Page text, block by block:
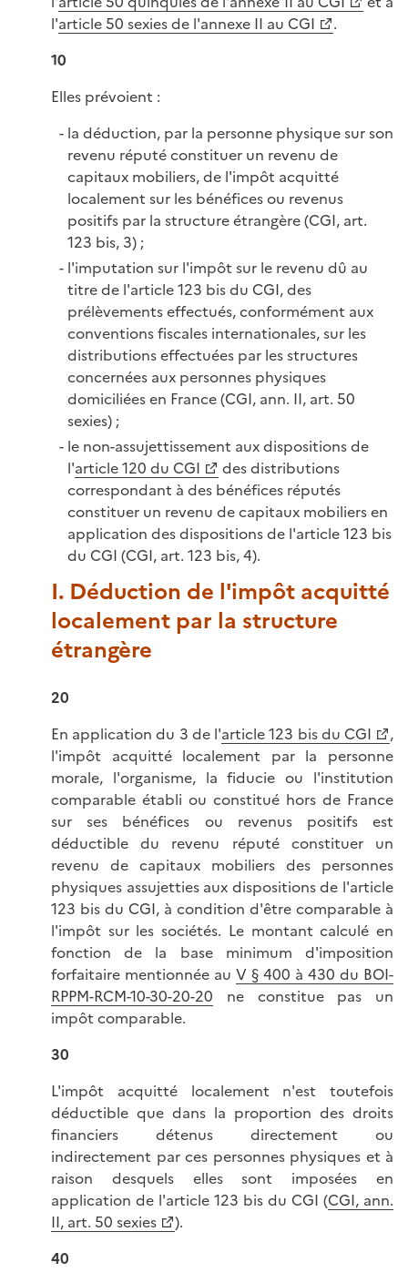
l'article 50 sexies de l'annexe II au CGI
.
10
Elles prévoient :
la déduction, par la personne physique sur son
revenu réputé constituer un revenu de
capitaux mobiliers, de l'impôt acquitté
localement sur les bénéfices ou revenus
positifs par la structure étrangère (CGI, art.
123 bis, 3) ;
l'imputation sur l'impôt sur le revenu dû au
titre de l'article 123 bis du CGI, des
prélèvements effectués, conformément aux
conventions fiscales internationales, sur les
distributions effectuées par les structures
concernées aux personnes physiques
domiciliées en France (CGI, ann. II, art. 50
sexies) ;
le non-assujettissement aux dispositions de
l'article 120 du CGI
des distributions
correspondant à des bénéfices réputés
constituer un revenu de capitaux mobiliers en
application des dispositions de l'article 123 bis
du CGI (CGI, art. 123 bis, 4).
I. Déduction de l'impôt acquitté
localement par la structure
étrangère
20
En application du 3 de l'article 123 bis du CGI
,
l'impôt acquitté localement par la personne
morale, l'organisme, la fiducie ou l'institution
comparable établi ou constitué hors de France
sur ses bénéfices ou revenus positifs est
déductible du revenu réputé constituer un
revenu de capitaux mobiliers des personnes
physiques assujetties aux dispositions de l'article
123 bis du CGI, à condition d'être comparable à
l'impôt sur les sociétés. Le montant calculé en
fonction de la base minimum d'imposition
forfaitaire mentionnée au V § 400 à 430 du BOI-
RPPM-RCM-10-30-20-20 ne constitue pas un
impôt comparable.
30
L'impôt acquitté localement n'est toutefois
déductible que dans la proportion des droits
financiers détenus directement ou
indirectement par ces personnes physiques et à
raison desquels elles sont imposées en
application de l'article 123 bis du CGI (CGI, ann.
II, art. 50 sexies
).
40